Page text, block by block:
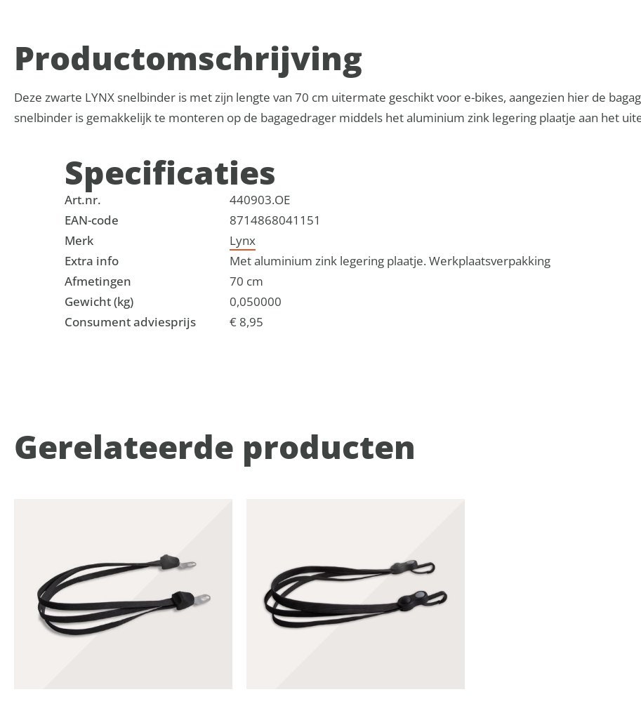
Product­omschrijving
Deze zwarte LYNX snelbinder is met zijn lengte van 70 cm uitermate geschikt voor e-bikes, aangezien hier de
snelbinder is gemakkelijk te monteren op de bagagedrager middels het aluminium zink legering plaatje aan het
Specificaties
Art.nr.
440903.OE
EAN-code
8714868041151
Merk
Lynx
Extra info
Met aluminium zink legering plaatje. Werkplaatsverpakking
Afmetingen
70 cm
Gewicht (kg)
0,050000
Consument adviesprijs
€ 8,95
Gerelateerde producten